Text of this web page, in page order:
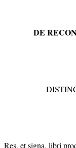
DE
Res, et signa, libri